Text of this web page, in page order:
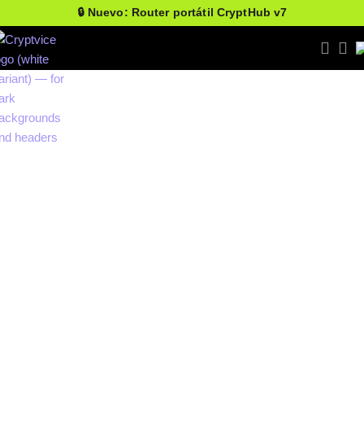
🔒 Nuevo: Router portátil CryptHub v7